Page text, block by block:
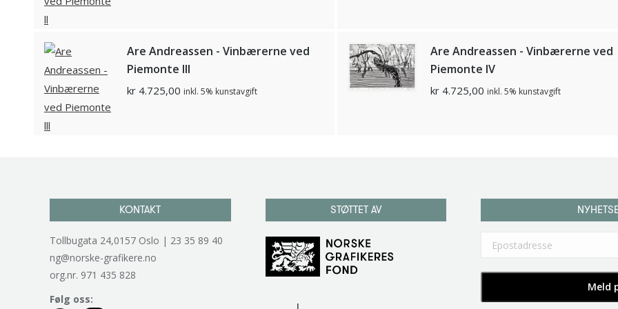
Are Andreassen - Vinbærerne ved
Piemonte lll
kr 4.725,00 inkl. 5% kunstavgift
Are Andreassen - Vinbærerne ved
Piemonte lV
kr4.725,00 inkl. 5% kunstavgift
KONTAKT
Tollbugata 24,0157 Oslo | 23 35 89 40
ng@norske-grafikere.no
org.nr. 971 435 828
Følg oss:
STØTTET AV